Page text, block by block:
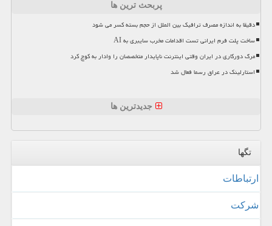
پربحث ترین ها
دقیقا به اندازه مصرف ترافیک بین الملل از حجم بسته کسر می شود
ساخت پلت فرم ایرانی تست اقدامات مخرب سایبری به AI
مرگ دورکاری در ایران وقتی اینترنت ناپایدار متخصصان را وادار به کوچ کرد
استارلینک در عراق رسما فعال شد
جدیدترین ها
تگها
ارتباطات
شركت